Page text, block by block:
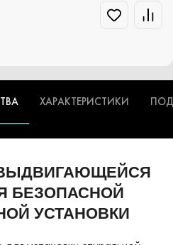
ХАРАКТЕРИСТИКИ
БЕЗОПАСНОЙ
УСТАНОВКИ